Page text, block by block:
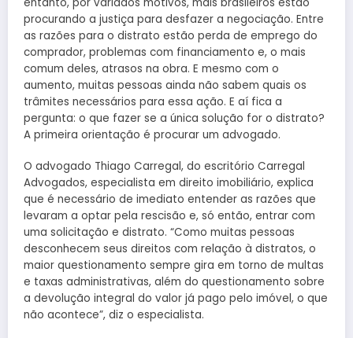
procurando a justiça para desfazer a negociação. Entre
as razões para o distrato estão perda de emprego do
comprador, problemas com financiamento e, o mais
comum deles, atrasos na obra. E mesmo com o
aumento, muitas pessoas ainda não sabem quais os
trâmites necessários para essa ação. E aí fica a
pergunta: o que fazer se a única solução for o distrato?
A primeira orientação é procurar um advogado.
O advogado Thiago Carregal, do escritório Carregal
Advogados, especialista em direito imobiliário, explica
que é necessário de imediato entender as razões que
levaram a optar pela rescisão e, só então, entrar com
uma solicitação e distrato. “Como muitas pessoas
desconhecem seus direitos com relação à distratos, o
maior questionamento sempre gira em torno de multas
e taxas administrativas, além do questionamento sobre
a devolução integral do valor já pago pelo imóvel, o que
não acontece”, diz o especialista.